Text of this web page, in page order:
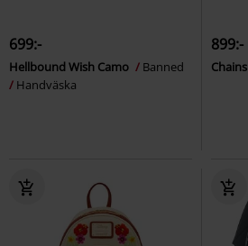
699:-
Hellbound Wish Camo
Banned
Handväska
899:-
Chains